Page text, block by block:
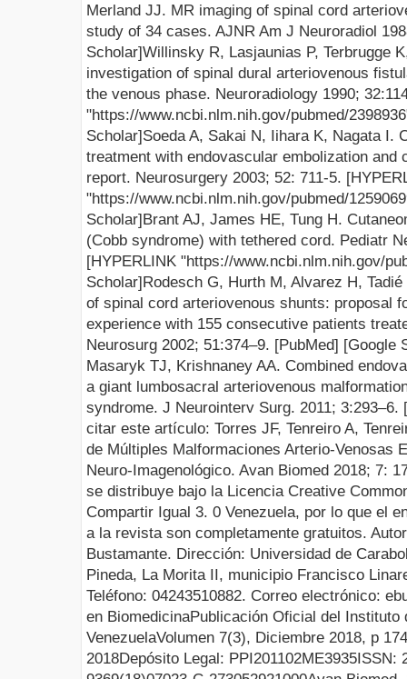
Merland JJ. MR imaging of spinal cord
study of 34 cases. AJNR Am J Neuroradiol
Scholar]Willinsky R, Lasjaunias P, Terbrugge
investigation of spinal dural arteriovenous
the venous phase. Neuroradiology 1990; 32:
"https://www.ncbi.nlm.nih.gov/pubmed/
Scholar]Soeda A, Sakai N, Iihara K, Nagata I.
treatment with endovascular embolization and
report. Neurosurgery 2003; 52: 711-5. [
"https://www.ncbi.nlm.nih.gov/pubmed/
Scholar]Brant AJ, James HE, Tung H.
(Cobb syndrome) with tethered cord. Pediatr
[HYPERLINK "https://www.ncbi.nlm.nih.gov/
Scholar]Rodesch G, Hurth M, Alvarez H, Tadié
of spinal cord arteriovenous shunts: proposal
experience with 155 consecutive patients
Neurosurg 2002; 51:374–9. [PubMed] [Google
Masaryk TJ, Krishnaney AA. Combined
a giant lumbosacral arteriovenous
syndrome. J Neurointerv Surg. 2011; 3:293–6. [
citar este artículo: Torres JF, Tenreiro A,
de Múltiples Malformaciones Arterio-Venosas
Neuro-Imagenológico. Avan Biomed 2018; 7:
se distribuye bajo la Licencia Creative
Compartir Igual 3. 0 Venezuela, por lo que el
a la revista son completamente gratuitos.
Bustamante. Dirección: Universidad de
Pineda, La Morita II, municipio Francisco
Teléfono: 04243510882. Correo electrónico:
en BiomedicinaPublicación Oficial del Instituto
VenezuelaVolumen 7(3), Diciembre 2018, p 174
2018Depósito Legal: PPI201102ME3935ISSN: